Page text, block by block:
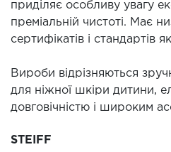
приділяє особливу увагу
преміальній чистоті. Має
сертифікатів і стандартів
Вироби відрізняються
для ніжної шкіри дитини,
довговічністю і широким
STEIFF